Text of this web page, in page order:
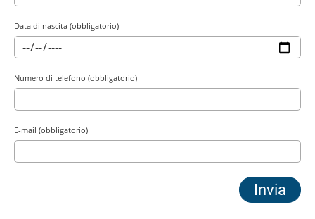
Data di nascita (obbligatorio)
Numero di telefono (obbligatorio)
E-mail (obbligatorio)